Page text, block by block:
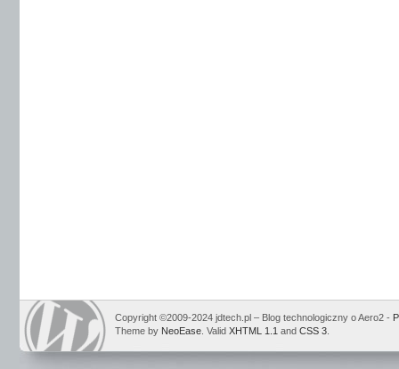
Copyright ©2009-2024 jdtech.pl – Blog technologiczny o Aero2 -
Theme by NeoEase . Valid XHTML 1.1 and CSS 3